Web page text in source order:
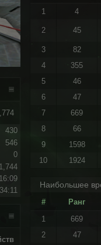
430
546
0
1,744
1
4
2 45
3
82
4
355
5
46
6
47
7
669
8
66
9
1598
10
1924
Наибольшее
#
Ранг
1
669
2
47